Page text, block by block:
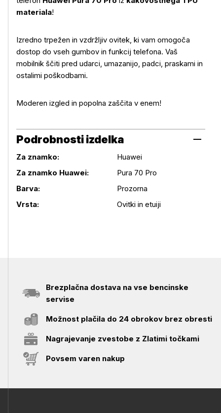
Več o izdelku
materiala!
Izredno trpežen in vzdržljiv ovitek, ki vam omogoča
dostop do vseh gumbov in funkcij telefona. Vaš
mobilnik ščiti pred udarci, umazanijo, padci, praskami in
ostalimi poškodbami.
Moderen izgled in popolna zaščita v enem!
Podrobnosti izdelka
Za znamko:
Huawei
Za znamko Huawei:
Pura 70 Pro
Barva:
Prozorna
Vrsta:
Ovitki in etuiji
Brezplačna dostava na vse bencinske
servise
Možnost plačila do 24 obrokov brez obresti
Nagrajevanje zvestobe z Zlatimi točkami
Povsem varen nakup